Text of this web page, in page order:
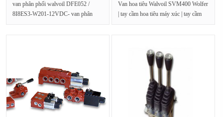
van phân phối walvoil DFE052 /
8I8ES3-W201-12VDC- van phân
Van hoa tiêu Walvoil SVM400 Wolfer
| tay cầm hoa tiêu máy xúc | tay cầm